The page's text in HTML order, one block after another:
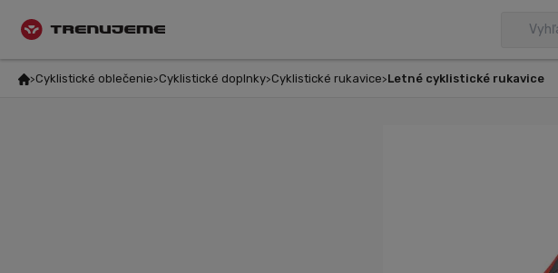
Cyklistické oblečenie Cyklistické doplnky Cyklistické rukavice Letné cyklistické rukavice